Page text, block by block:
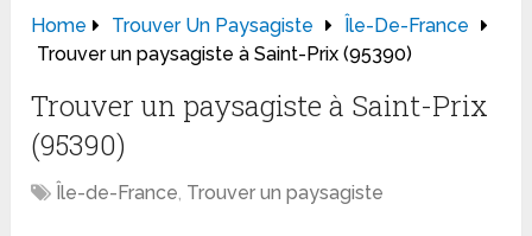
Home Trouver Un Paysagiste
Île-De-France
Trouver un paysagiste à Saint-Prix (95390)
Trouver un paysagiste à Saint-Prix
(95390)
Île-de-France, Trouver un paysagiste